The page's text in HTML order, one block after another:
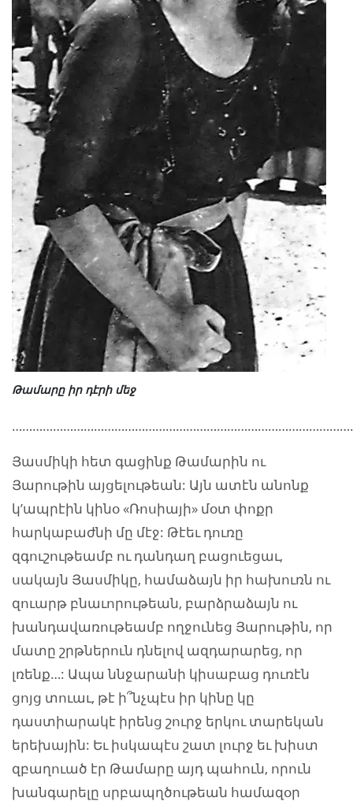
Թամարը իր դէրի մեջ
Յասմիկի հետ գացինք Թամարին ու
Յարութին այցելութեան: Այն ատէն անոնք
կ’ապրէին կինօ «Ռոսիայի» մօտ փոքր
հարկաբաժնի մը մէջ: Թէեւ դուռը
զգուշութեամբ ու դանդաղ բացուեցաւ,
սակայն Յասմիկը, համաձայն իր հախուռն ու
զուարթ բնաւորութեան, բարձրաձայն ու
խանդավառութեամբ ողջունեց Յարութին, որ
մատը շրթներուն դնելով ազդարարեց, որ
լռենք…: Ապա ննջարանի կիսաբաց դուռէն
ցոյց տուաւ, թէ ի՞նչպէս իր կինը կը
դաստիարակէ իրենց շուրջ երկու տարեկան
երեխային: Եւ իսկապէս շատ լուրջ եւ խիստ
զբաղուած էր Թամարը այդ պահուն, որուն
խանգարելը սրբապղծութեան համազօր